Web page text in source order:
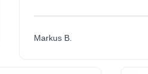
Markus B.